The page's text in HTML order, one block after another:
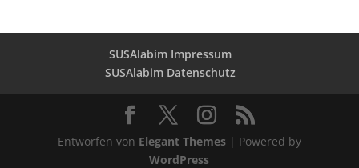
SUSAlabim Impressum
SUSAlabim Datenschutz
Entworfen von Elegant Themes| Powered by
WordPress